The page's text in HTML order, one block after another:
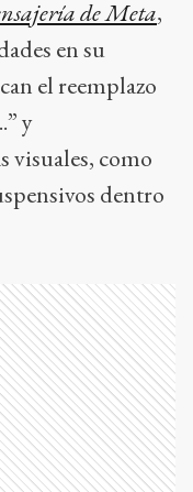
de Meta,
en su
el reemplazo
y
visuales, como
dentro